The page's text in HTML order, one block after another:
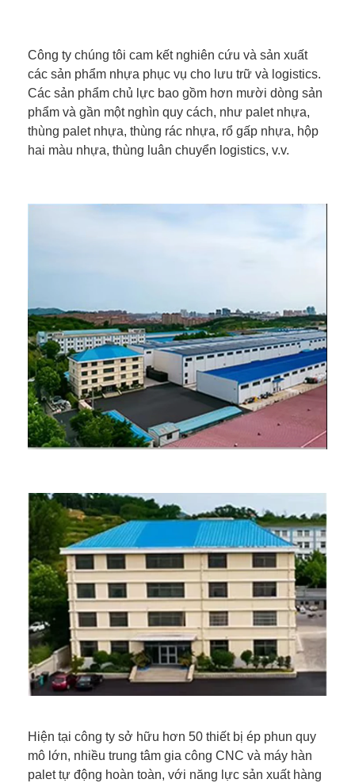
Công ty chúng tôi cam kết nghiên cứu và sản xuất
các sản phẩm nhựa phục vụ cho lưu trữ và logistics.
Các sản phẩm chủ lực bao gồm hơn mười dòng sản
phẩm và gần một nghìn quy cách, như palet nhựa,
thùng palet nhựa, thùng rác nhựa, rổ gấp nhựa, hộp
hai màu nhựa, thùng luân chuyển logistics, v.v.
Hiện tại công ty sở hữu hơn 50 thiết bị ép phun quy
mô lớn, nhiều trung tâm gia công CNC và máy hàn
palet tự động hoàn toàn, với năng lực sản xuất hàng